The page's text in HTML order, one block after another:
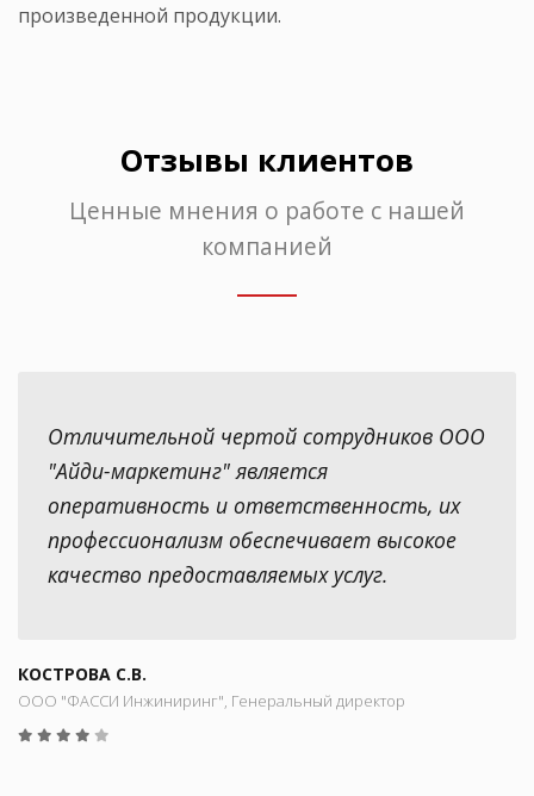
произведенной продукции.
Отзывы клиентов
Ценные мнения о работе с нашей
компанией
Отличительной чертой сотрудников ООО
"Айди-маркетинг" является
оперативность и ответственность, их
профессионализм обеспечивает высокое
качество предоставляемых услуг.
КОСТРОВА С.В.
ООО "ФАССИ Инжиниринг", Генеральный директор